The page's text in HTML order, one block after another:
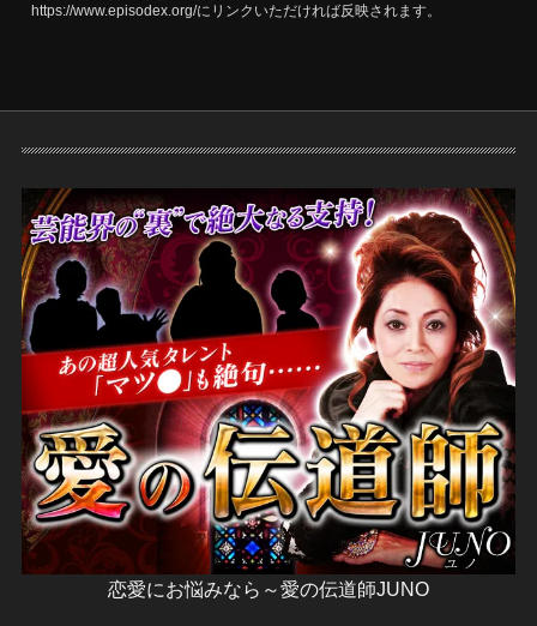
https://www.episodex.org/にリンクいただければ反映されます。
恋愛にお悩みなら～愛の伝道師JUNO